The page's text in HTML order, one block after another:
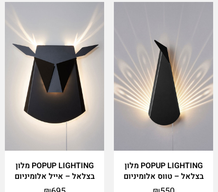
POPUP LIGHTING מלון
בצלאל – טווס אלומיניום
POPUP LIGHTING מלון
בצלאל – אייל אלומיניום